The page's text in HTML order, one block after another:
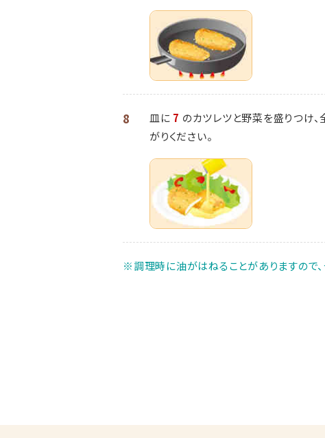
8 皿に 7 のカツレツと野菜を盛りつけ、
がりください。
※調理時に油がはねることがありますので、